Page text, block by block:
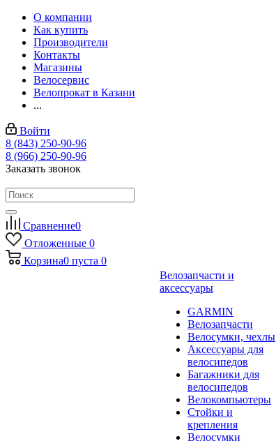
О компании
Как купить
Производители
Контакты
Магазины
Велосервис
Велопрокат в Казани
...
Войти
8 (843) 250-90-96
8 (966) 250-90-96
Заказать звонок
Сравнение0
Отложенные 0
Корзина0 пуста 0
Велозапчасти и
аксессуары
GARMIN
Велозапчасти
Велосумки, чехлы
Аксессуары для
велосипедов
Багажники для
велосипедов
Велокомпьютеры
Стойки и
крепления
Велосумки